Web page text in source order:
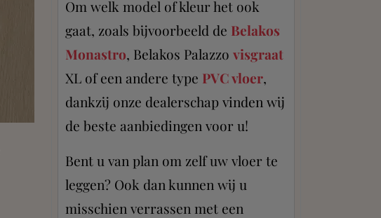
Om welk model of kleur het ook
gaat, zoals bijvoorbeeld de Belakos
Monastro, Belakos Palazzo visgraat
XL of een andere type PVC vloer,
dankzij onze dealerschap vinden wij
de beste aanbiedingen voor u!
Bent u van plan om zelf uw vloer te
leggen? Ook dan kunnen wij u
misschien verrassen met een